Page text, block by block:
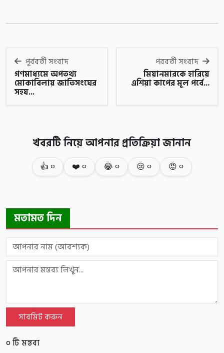
পূর্ববর্তী সংবাদ
গণমাধ্যমে অপতথ্য
মোকাবিলায় জাতিসংঘের
সহয...
পরবর্তী সংবাদ
মিয়ানমারকে হারিয়ে
এশিয়া কাপের মূল পর্বে...
খবরটি নিয়ে আপনার প্রতিক্রিয়া জানান
👍০ ❤️০ 😂০ 😢০ 😡০
মতামত দিন
সাবমিট করুন
০ টি মন্তব্য